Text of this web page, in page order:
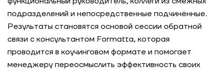
подразделений и непосредственные подчинённые.
Результаты становятся основой сессии обратной
связи с консультантом Formatta, которая
проводится в коучинговом формате и помогает
менеджеру переосмыслить эффективность своих